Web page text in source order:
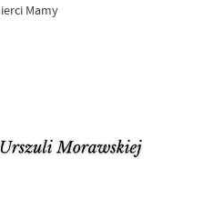
Mamy